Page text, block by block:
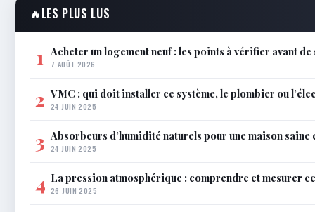
🔥LES PLUS LUS
1 Acheter un logement neuf : les points à vérifier avant de
7 AOÛT 2026
2 VMC : qui doit installer ce système, le plombier ou
24 JUIN 2025
3 Absorbeurs d’humidité naturels pour une maison saine
24 JUIN 2025
4 La pression atmosphérique : comprendre et mesurer
26 JUIN 2025